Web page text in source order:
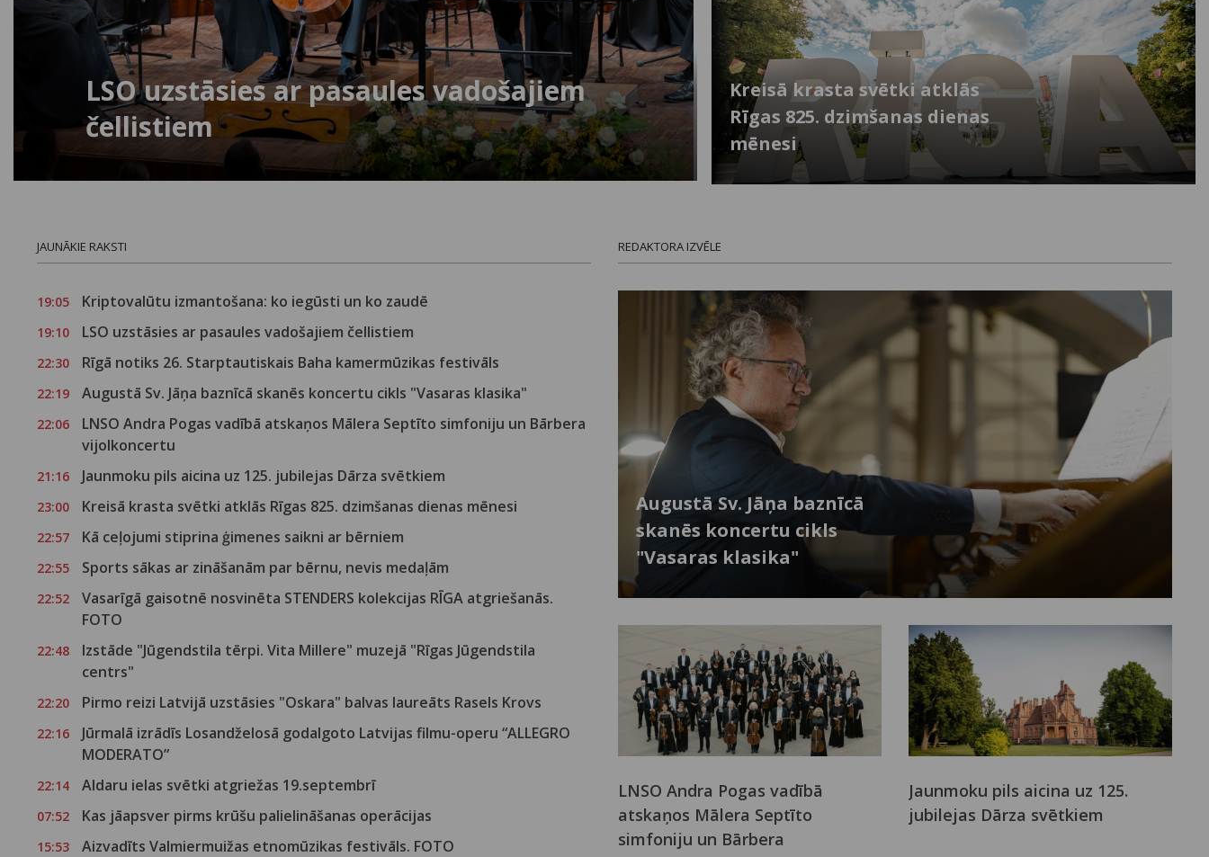
LSO uzstāsies ar pasaules vadošajiem
čellistiem
Kreisā krasta svētki atklās
Rīgas 825. dzimšanas dienas
mēnesi
JAUNĀKIE RAKSTI
19:05 Kriptovalūtu izmantošana: ko iegūsti un ko zaudē
19:10 LSO uzstāsies ar pasaules vadošajiem čellistiem
22:30 Rīgā notiks 26. Starptautiskais Baha kamermūzikas festivāls
22:19 Augustā Sv. Jāņa baznīcā skanēs koncertu cikls "Vasaras klasika"
22:06
LNSO Andra Pogas vadībā atskaņos Mālera Septīto simfoniju un Bārbera
vijolkoncertu
21:16 Jaunmoku pils aicina uz 125. jubilejas Dārza svētkiem
23:00 Kreisā krasta svētki atklās Rīgas 825. dzimšanas dienas mēnesi
22:57 Kā ceļojumi stiprina ģimenes saikni ar bērniem
22:55 Sports sākas ar zināšanām par bērnu, nevis medaļām
22:52
Vasarīgā gaisotnē nosvinēta STENDERS kolekcijas RĪGA atgriešanās.
FOTO
22:48
Izstāde "Jūgendstila tērpi. Vita Millere" muzejā "Rīgas Jūgendstila
centrs"
22:20 Pirmo reizi Latvijā uzstāsies "Oskara" balvas laureāts Rasels Krovs
22:16
Jūrmalā izrādīs Losandželosā godalgoto Latvijas filmu-operu “ALLEGRO
MODERATO”
22:14 Aldaru ielas svētki atgriežas 19.septembrī
07:52 Kas jāapsver pirms krūšu palielināšanas operācijas
15:53 Aizvadīts Valmiermuižas etnomūzikas festivāls. FOTO
REDAKTORA IZVĒLE
Augustā Sv. Jāņa baznīcā
skanēs koncertu cikls
"Vasaras klasika"
LNSO Andra Pogas vadībā
atskaņos Mālera Septīto
simfoniju un Bārbera
Jaunmoku pils aicina uz 125.
jubilejas Dārza svētkiem